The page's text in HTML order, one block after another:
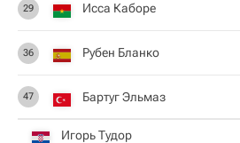
29 Исса Каборе
36 Рубен Бланко
47 Бартуг Эльмаз
Игорь Тудор